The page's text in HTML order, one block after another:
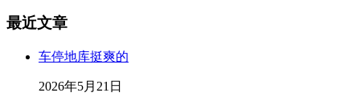
最近文章
车停地库挺爽的
2026年5月21日